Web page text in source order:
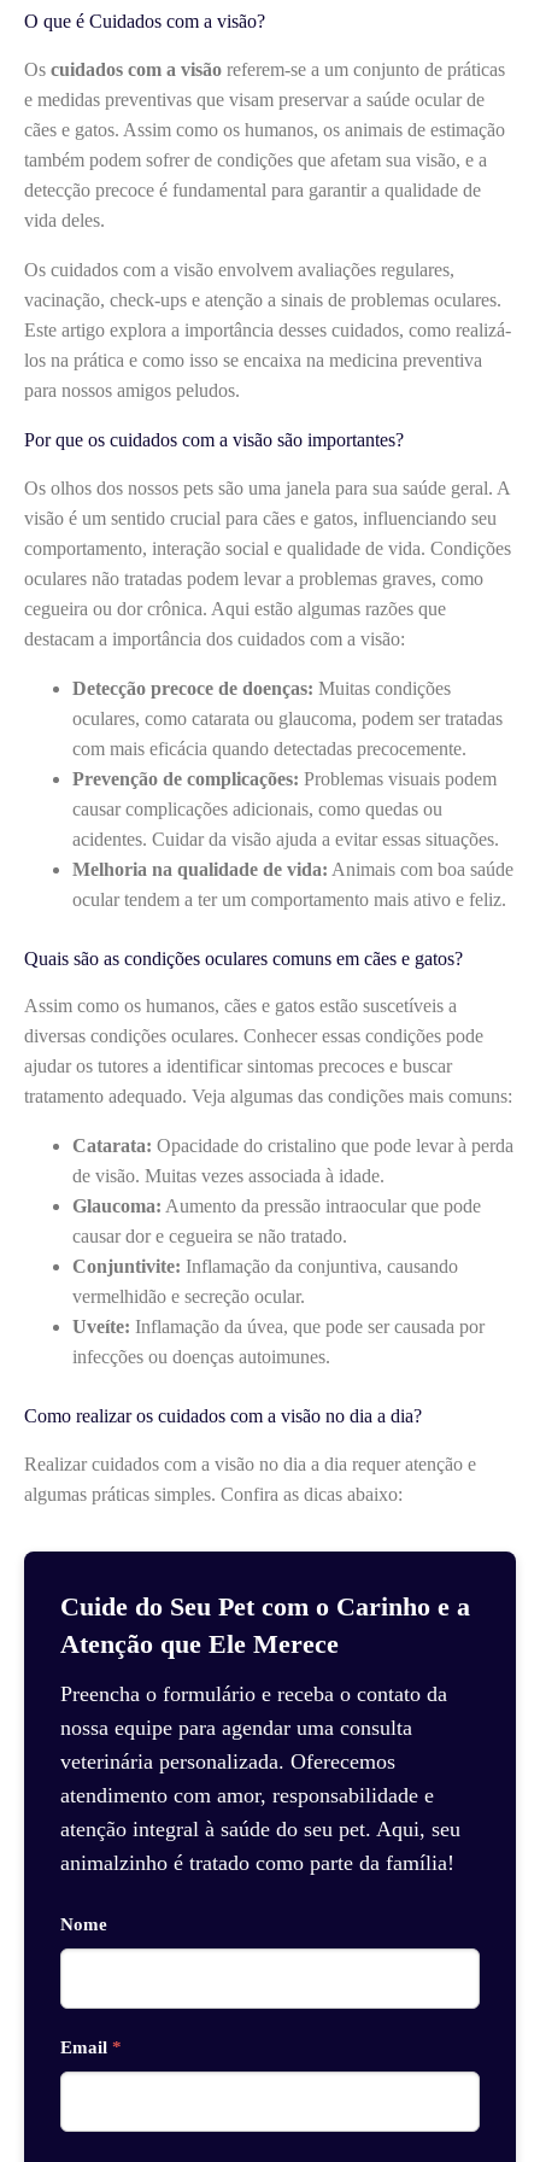
O que é Cuidados com a visão?
Os cuidados com a visão referem-se a um conjunto de práticas
e medidas preventivas que visam preservar a saúde ocular de
cães e gatos. Assim como os humanos, os animais de estimação
também podem sofrer de condições que afetam sua visão, e a
detecção precoce é fundamental para garantir a qualidade de
vida deles.
Os cuidados com a visão envolvem avaliações regulares,
vacinação, check-ups e atenção a sinais de problemas oculares.
Este artigo explora a importância desses cuidados, como realizá-
los na prática e como isso se encaixa na medicina preventiva
para nossos amigos peludos.
Por que os cuidados com a visão são importantes?
Os olhos dos nossos pets são uma janela para sua saúde geral. A
visão é um sentido crucial para cães e gatos, influenciando seu
comportamento, interação social e qualidade de vida. Condições
oculares não tratadas podem levar a problemas graves, como
cegueira ou dor crônica. Aqui estão algumas razões que
destacam a importância dos cuidados com a visão:
Detecção precoce de doenças: Muitas condições
oculares, como catarata ou glaucoma, podem ser tratadas
com mais eficácia quando detectadas precocemente.
Prevenção de complicações: Problemas visuais podem
causar complicações adicionais, como quedas ou
acidentes. Cuidar da visão ajuda a evitar essas situações.
Melhoria na qualidade de vida: Animais com boa saúde
ocular tendem a ter um comportamento mais ativo e feliz.
Quais são as condições oculares comuns em cães e gatos?
Assim como os humanos, cães e gatos estão suscetíveis a
diversas condições oculares. Conhecer essas condições pode
ajudar os tutores a identificar sintomas precoces e buscar
tratamento adequado. Veja algumas das condições mais comuns:
Catarata: Opacidade do cristalino que pode levar à perda
de visão. Muitas vezes associada à idade.
Glaucoma: Aumento da pressão intraocular que pode
causar dor e cegueira se não tratado.
Conjuntivite: Inflamação da conjuntiva, causando
vermelhidão e secreção ocular.
Uveíte: Inflamação da úvea, que pode ser causada por
infecções ou doenças autoimunes.
Como realizar os cuidados com a visão no dia a dia?
Realizar cuidados com a visão no dia a dia requer atenção e
algumas práticas simples. Confira as dicas abaixo:
Cuide do Seu Pet com o Carinho e a
Atenção que Ele Merece
Preencha o formulário e receba o contato da
nossa equipe para agendar uma consulta
veterinária personalizada. Oferecemos
atendimento com amor, responsabilidade e
atenção integral à saúde do seu pet. Aqui, seu
animalzinho é tratado como parte da família!
Nome
Email *